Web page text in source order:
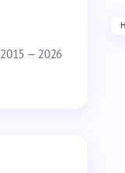
2015 — 2026